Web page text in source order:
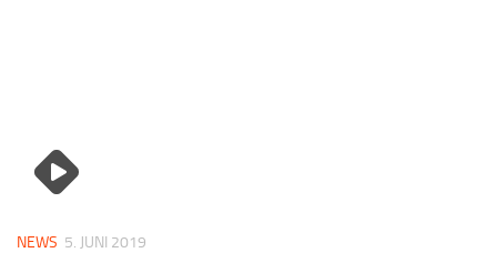
NEWS 5. JUNI 2019